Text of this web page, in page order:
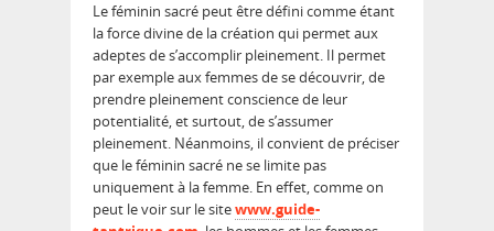
Le féminin sacré peut être défini comme étant
la force divine de la création qui permet aux
adeptes de s’accomplir pleinement. Il permet
par exemple aux femmes de se découvrir, de
prendre pleinement conscience de leur
potentialité, et surtout, de s’assumer
pleinement. Néanmoins, il convient de préciser
que le féminin sacré ne se limite pas
uniquement à la femme. En effet, comme on
peut le voir sur le sitewww.guide-